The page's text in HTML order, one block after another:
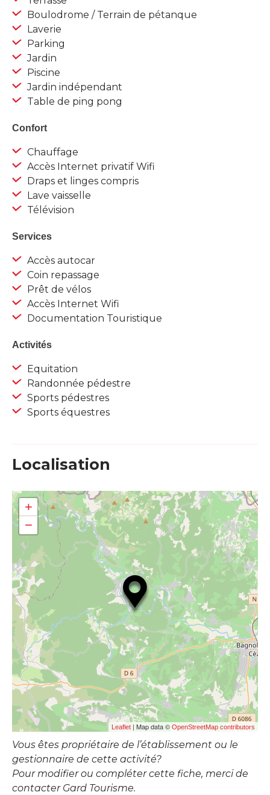
Boulodrome / Terrain de pétanque
Laverie
Parking
Jardin
Piscine
Jardin indépendant
Table de ping pong
Confort
Chauffage
Accès Internet privatif Wifi
Draps et linges compris
Lave vaisselle
Télévision
Services
Accès autocar
Coin repassage
Prêt de vélos
Accès Internet Wifi
Documentation Touristique
Activités
Equitation
Randonnée pédestre
Sports pédestres
Sports équestres
Localisation
+
−
Leaflet | Map data © OpenStreetMap contributors
Vous êtes propriétaire de l’établissement ou le
gestionnaire de cette activité?
Pour modifier ou compléter cette fiche, merci de
contacter Gard Tourisme.